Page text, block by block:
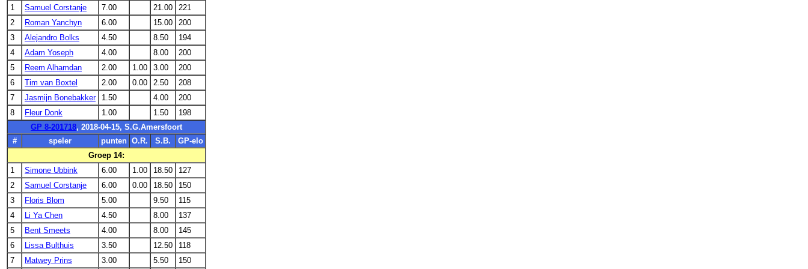
1
Samuel Corstanje 7.00 21.00
221
2
Roman Yanchyn 6.00 15.00
200
3
Alejandro Bolks 4.50 8.50
194
4
Adam Yoseph 4.00 8.00
200
5
Reem Alhamdan 2.00 1.00 3.00
200
6
Tim van Boxtel 2.00 0.00 2.50
208
7
Jasmijn Bonebakker 1.50 4.00
200
8
Fleur Donk 1.00 1.50
198
GP 8-201718, 2018-04-15, S.G.Amersfoort
#
speler punten O.R. S.B.
GP-elo
Groep 14:
1
Simone Ubbink 6.00 1.00 18.50
127
2
Samuel Corstanje 6.00 0.00 18.50
150
3
Floris Blom 5.00 9.50
115
4
Li Ya Chen 4.50 8.00
137
5
Bent Smeets 4.00 8.00
145
6
Lissa Bulthuis 3.50 12.50
118
7
Matwey Prins 3.00 5.50 150